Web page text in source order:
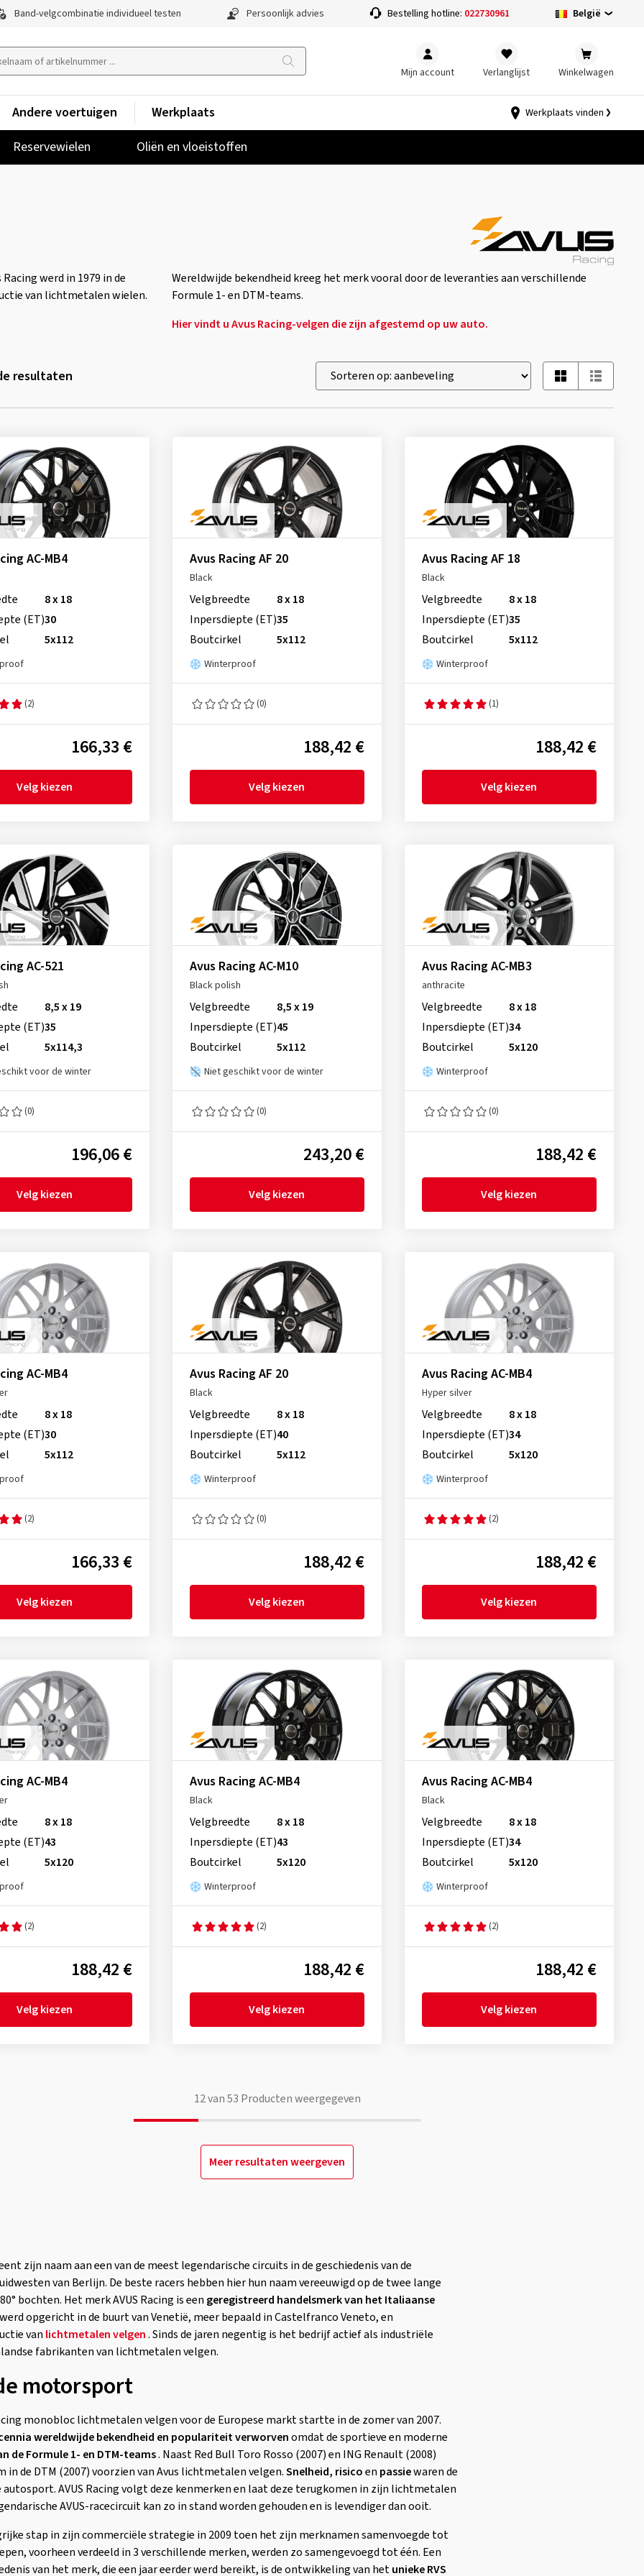
Band-velgcombinatie individueel testen Persoonlijk advies Bestelling hotline: 022730961 België
Mijn account Verlanglijst Winkelwagen
Reservewielen Oliën en vloeistoffen
Andere voertuigen Werkplaats Werkplaats vinden
werd in 1979 in de
van lichtmetalen wielen.
Wereldwijde bekendheid kreeg het merk vooral door de leveranties aan verschillende
Formule 1- en DTM-teams.
Hier vindt u Avus Racing-velgen die zijn afgestemd op uw auto.
resultaten
AC-MB4
8 x 18
(ET)30
5x112
(2)
166,33 €
Velg kiezen
Avus Racing AF 20
Black
Velgbreedte
8 x 18
Inpersdiepte (ET)35
Boutcirkel
5x112
Winterproof
(0)
188,42 €
Velg kiezen
Avus Racing AF 18
Black
Velgbreedte
8 x 18
Inpersdiepte (ET)35
Boutcirkel
5x112
Winterproof
(1)
188,42 €
Velg kiezen
AC-521
8,5 x 19
(ET)35
5x114,3
voor de winter
(0)
196,06 €
Velg kiezen
Avus Racing AC-M10
Black polish
Velgbreedte
8,5 x 19
Inpersdiepte (ET)45
Boutcirkel
5x112
Niet geschikt voor de winter
(0)
243,20 €
Velg kiezen
Avus Racing AC-MB3
anthracite
Velgbreedte
8 x 18
Inpersdiepte (ET)34
Boutcirkel
5x120
Winterproof
(0)
188,42 €
Velg kiezen
AC-MB4
8 x 18
(ET)30
5x112
(2)
166,33 €
Velg kiezen
Avus Racing AF 20
Black
Velgbreedte
8 x 18
Inpersdiepte (ET)40
Boutcirkel
5x112
Winterproof
(0)
188,42 €
Velg kiezen
Avus Racing AC-MB4
Hyper silver
Velgbreedte
8 x 18
Inpersdiepte (ET)34
Boutcirkel
5x120
Winterproof
(2)
188,42 €
Velg kiezen
AC-MB4
8 x 18
(ET)43
5x120
(2)
188,42 €
Velg kiezen
Avus Racing AC-MB4
Black
Velgbreedte
8 x 18
Inpersdiepte (ET)43
Boutcirkel
5x120
Winterproof
(2)
188,42 €
Velg kiezen
Avus Racing AC-MB4
Black
Velgbreedte
8 x 18
Inpersdiepte (ET)34
Boutcirkel
5x120
Winterproof
(2)
188,42 €
Velg kiezen
12van53 Producten weergegeven
Meer resultaten weergeven
zijn naam aan een van de meest legendarische circuits in de geschiedenis van de
van Berlijn. De beste racers hebben hier hun naam vereeuwigd op de twee lange
bochten. Het merk AVUS Racing is een geregistreerd handelsmerk van het Italiaanse
opgericht in de buurt van Venetië, meer bepaald in Castelfranco Veneto, en
van lichtmetalen velgen. Sinds de jaren negentig is het bedrijf actief als industriële
fabrikanten van lichtmetalen velgen.
motorsport
monobloc lichtmetalen velgen voor de Europese markt startte in de zomer van 2007.
wereldwijde bekendheid en populariteit verworvenomdat de sportieve en moderne
de Formule 1- en DTM-teams. Naast Red Bull Toro Rosso (2007) en ING Renault (2008)
in de DTM (2007) voorzien van Avus lichtmetalen velgen.Snelheid, risicoen passiewaren de
AVUS Racing volgt deze kenmerken en laat deze terugkomen in zijn lichtmetalen
AVUS-racecircuit kan zo in stand worden gehouden en is levendiger dan ooit.
stap in zijn commerciële strategie in 2009 toen het zijn merknamen samenvoegde tot
voorheen verdeeld in 3 verschillende merken, werden zo samengevoegd tot één. Een
van het merk, die een jaar eerder werd bereikt, is de ontwikkeling van hetunieke RVS